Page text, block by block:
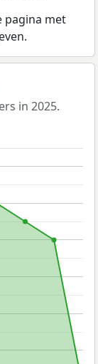
pagina met
in 2025.